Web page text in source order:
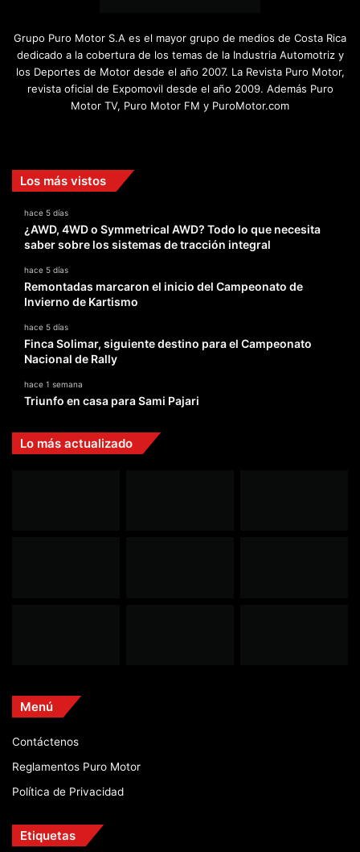
Grupo Puro Motor S.A es el mayor grupo de medios de Costa Rica
dedicado a la cobertura de los temas de la Industria Automotriz y
los Deportes de Motor desde el año 2007. La Revista Puro Motor,
revista oficial de Expomovil desde el año 2009. Además Puro
Motor TV, Puro Motor FM y PuroMotor.com
Los más vistos
hace 5 días
¿AWD, 4WD o Symmetrical AWD? Todo lo que necesita
saber sobre los sistemas de tracción integral
hace 5 días
Remontadas marcaron el inicio del Campeonato de
Invierno de Kartismo
hace 5 días
Finca Solimar, siguiente destino para el Campeonato
Nacional de Rally
hace 1 semana
Triunfo en casa para Sami Pajari
Lo más actualizado
Menú
Contáctenos
Reglamentos Puro Motor
Política de Privacidad
Etiquetas